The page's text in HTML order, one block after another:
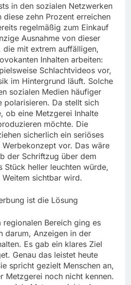
in den sozialen Netzwerken
diese zehn Prozent erreichen
regelmäßig zum Einkauf
Ausnahme von dieser
die mit extrem auffälligen,
Inhalten arbeiten:
Schlachtvideos vor,
im Hintergrund läuft. Solche
sozialen Medien häufiger
polarisieren. Da stellt sich
ob eine Metzgerei Inhalte
möchte. Die
sicherlich ein seriöses
vor. Das wäre
der Schriftzug über dem
Stück heller leuchten würde,
sichtbar wird.
ist die Lösung
regionalen Bereich ging es
darum, Anzeigen in der
Es gab ein klares Ziel
Genau das leistet heute
spricht gezielt Menschen an,
Metzgerei noch nicht kennen.